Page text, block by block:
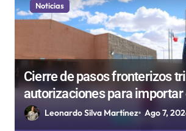
Noticias
Cierre de pasos fronterizos
autorizaciones para importar
Paso Jama
Leonardo Silva Martínez Ago 7,